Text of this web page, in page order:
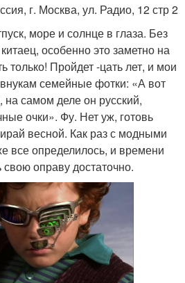
г. Москва, ул. Радио, 12 стр 2
море и солнце в глаза. Без
особенно это заметно на
только! Пройдет -цать лет, и мои
внукам семейные фотки: «А вот
самом деле он русский,
очки». Фу. Нет уж, готовь
весной. Как раз с модными
все определилось, и времени
свою оправу достаточно.